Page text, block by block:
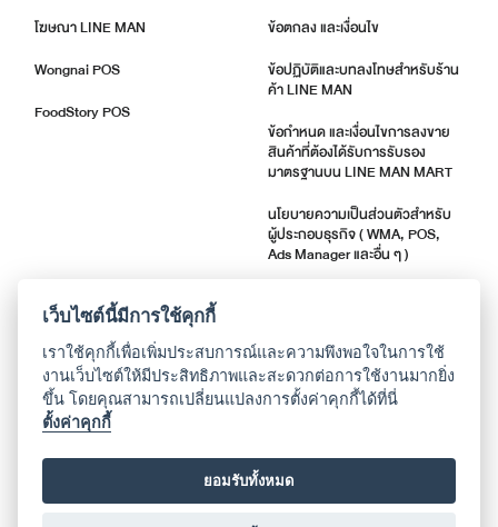
โฆษณา LINE MAN
Wongnai POS
FoodStory POS
ข้อตกลง และเงื่อนไข
ข้อปฏิบัติและบทลงโทษสำหรับร้าน
ค้า LINE MAN
ข้อกำหนด และเงื่อนไขการลงขาย
สินค้าที่ต้องได้รับการรับรอง
มาตรฐานบน LINE MAN MART
นโยบายความเป็นส่วนตัวสำหรับ
ผู้ประกอบธุรกิจ ( WMA, POS,
Ads Manager และอื่น ๆ )
แจ้งอัปเดตแอปพลิเคชัน
เกี่ยวกับเรา
ติดต่อศูนย์ช่วยเหลือ
ประวัติบริษัท
เว็บไซต์นี้มีการใช้คุกกี้
เราใช้คุกกี้เพื่อเพิ่มประสบการณ์และความพึงพอใจในการใช้
งานเว็บไซต์ให้มีประสิทธิภาพและสะดวกต่อการใช้งานมากยิ่ง
ขึ้น โดยคุณสามารถเปลี่ยนแปลงการตั้งค่าคุกกี้ได้ที่นี่
ตั้งค่าคุกกี้
ยอมรับทั้งหมด